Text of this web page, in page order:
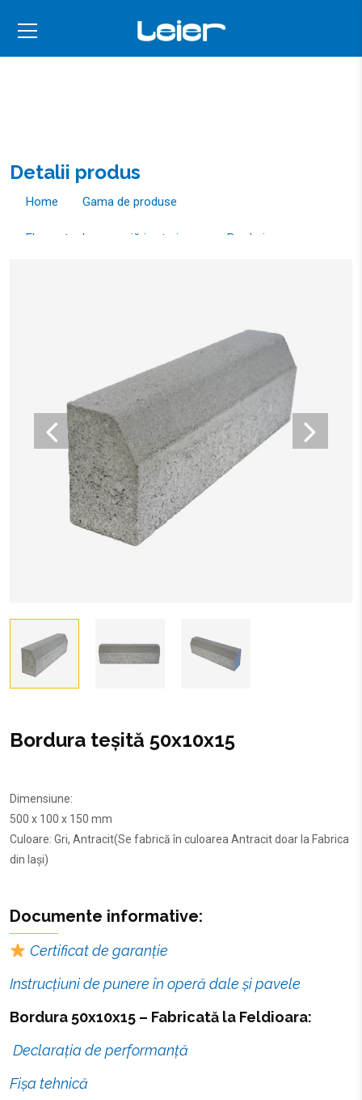
Detalii produs
Home Gama de produse
Elemente de amenajări exterioare Borduri
Bordura teșită 50x10x15
Dimensiune:
500 x 100 x 150 mm
Culoare: Gri, Antracit(Se fabrică în culoarea Antracit doar la Fabrica
din Iași)
Documente informative:
Certificat de garanție
Instrucțiuni de punere în operă dale și pavele
Bordura 50x10x15 – Fabricată la Feldioara:
Declarația de performanță
Fișa tehnică